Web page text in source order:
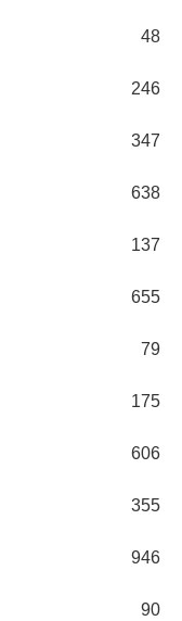
48
246
347
638
137
655
79
175
606
355
946
90